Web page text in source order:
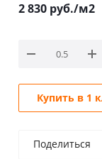
2 830 руб./м2
Купить в 1
Поделиться